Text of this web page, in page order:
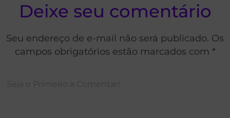
Deixe seu comentário
Seu endereço de e-mail não será publicado. Os
campos obrigatórios estão marcados com *